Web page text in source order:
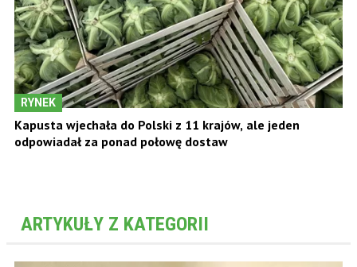
RYNEK
Kapusta wjechała do Polski z 11 krajów, ale jeden
odpowiadał za ponad połowę dostaw
ARTYKUŁY Z KATEGORII